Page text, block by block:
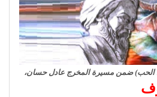
الحب) ضمن مسيرة المخرج عادل حسان،